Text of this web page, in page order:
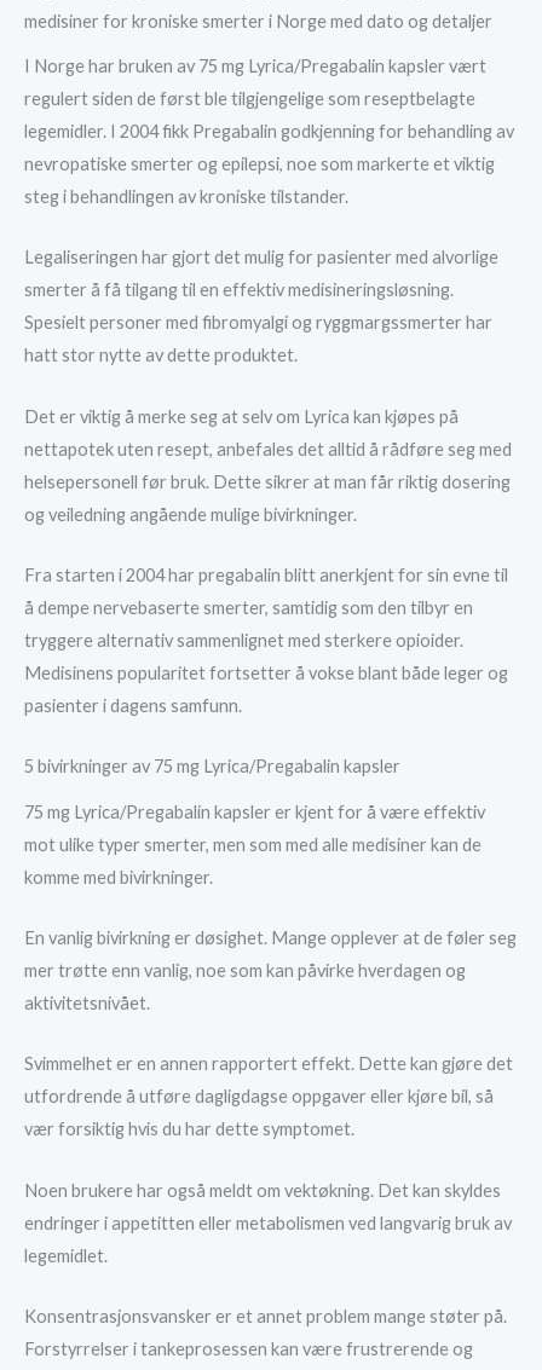
medisiner for kroniske smerter i Norge med dato og detaljer
I Norge har bruken av 75 mg Lyrica/Pregabalin kapsler vært
regulert siden de først ble tilgjengelige som reseptbelagte
legemidler. I 2004 fikk Pregabalin godkjenning for behandling av
nevropatiske smerter og epilepsi, noe som markerte et viktig
steg i behandlingen av kroniske tilstander.
Legaliseringen har gjort det mulig for pasienter med alvorlige
smerter å få tilgang til en effektiv medisineringsløsning.
Spesielt personer med fibromyalgi og ryggmargssmerter har
hatt stor nytte av dette produktet.
Det er viktig å merke seg at selv om Lyrica kan kjøpes på
nettapotek uten resept, anbefales det alltid å rådføre seg med
helsepersonell før bruk. Dette sikrer at man får riktig dosering
og veiledning angående mulige bivirkninger.
Fra starten i 2004 har pregabalin blitt anerkjent for sin evne til
å dempe nervebaserte smerter, samtidig som den tilbyr en
tryggere alternativ sammenlignet med sterkere opioider.
Medisinens popularitet fortsetter å vokse blant både leger og
pasienter i dagens samfunn.
5 bivirkninger av 75 mg Lyrica/Pregabalin kapsler
75 mg Lyrica/Pregabalin kapsler er kjent for å være effektiv
mot ulike typer smerter, men som med alle medisiner kan de
komme med bivirkninger.
En vanlig bivirkning er døsighet. Mange opplever at de føler seg
mer trøtte enn vanlig, noe som kan påvirke hverdagen og
aktivitetsnivået.
Svimmelhet er en annen rapportert effekt. Dette kan gjøre det
utfordrende å utføre dagligdagse oppgaver eller kjøre bil, så
vær forsiktig hvis du har dette symptomet.
Noen brukere har også meldt om vektøkning. Det kan skyldes
endringer i appetitten eller metabolismen ved langvarig bruk av
legemidlet.
Konsentrasjonsvansker er et annet problem mange støter på.
Forstyrrelser i tankeprosessen kan være frustrerende og